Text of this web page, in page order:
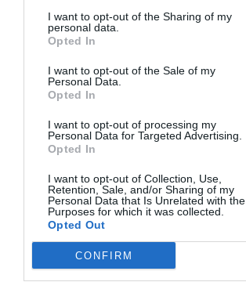
I want to opt-out of the Sharing of my
personal data.
Opted In
I want to opt-out of the Sale of my
Personal Data.
Opted In
I want to opt-out of processing my
Personal Data for Targeted Advertising.
Opted In
I want to opt-out of Collection, Use,
Retention, Sale, and/or Sharing of my
Personal Data that Is Unrelated with the
Purposes for which it was collected.
Opted Out
CONFIRM
Όλα τα Τεύχη